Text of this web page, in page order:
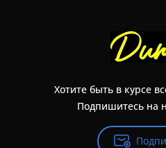
Хотите быть в курсе
Подпишитесь на